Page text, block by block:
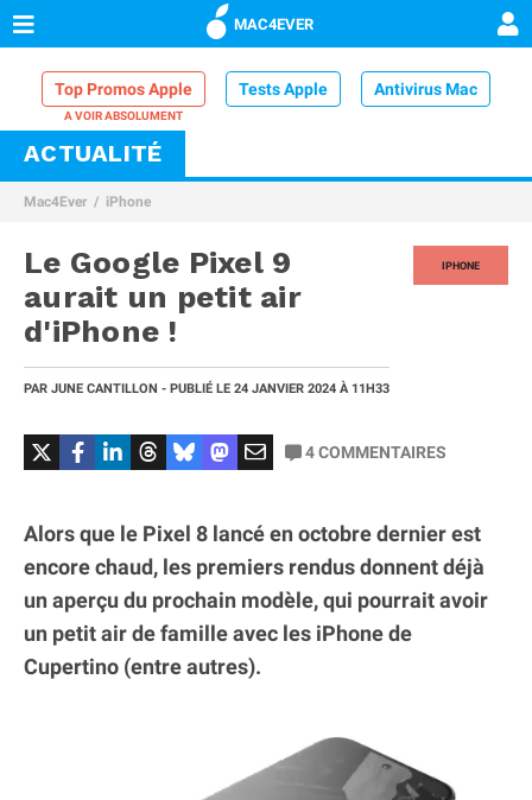
MAC4EVER
Top Promos Apple Tests Apple Antivirus Mac
VPN Mac
Comparatif iPhone
ACTUALITÉ
Mac4Ever iPhone
IPHONE
Le Google Pixel 9
aurait un petit air
d'iPhone !
PAR JUNE CANTILLON - PUBLIÉ LE 24 JANVIER 2024 À 11H33
4COMMENTAIRES
Alors que le Pixel 8 lancé en octobre dernier est
encore chaud, les premiers rendus donnent déjà
un aperçu du prochain modèle, qui pourrait avoir
un petit air de famille avec les iPhone de
Cupertino (entre autres).